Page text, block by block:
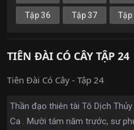
Tập 36 Tập 37 Tập
TIÊN ĐÀI CÓ CÂY TẬP 24
Tiên Đài Có Cây - Tập 24
Thần đạo thiên tài Tô Dịch
Ca . Mười tám năm trước, sư